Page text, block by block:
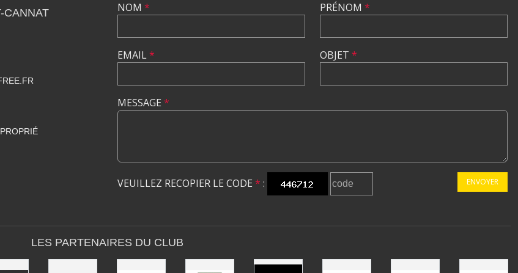
CANNAT
NOM *
EMAIL*
PRÉNOM *
OBJET *
MESSAGE *
VEUILLEZ RECOPIER LE CODE * : ENVOYER
LES PARTENAIRES DU CLUB